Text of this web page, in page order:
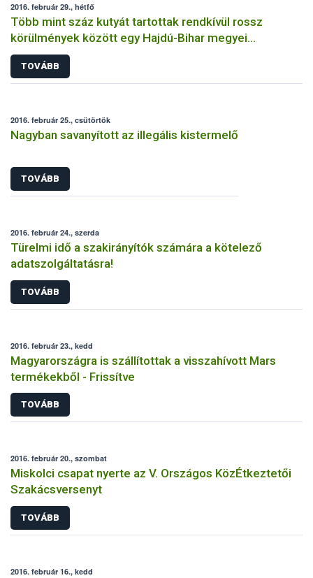
2016. február 29., hétfő
Több mint száz kutyát tartottak rendkívül rossz
körülmények között egy Hajdú-Bihar megyei
tenyészetben
TOVÁBB
2016. február 25., csütörtök
Nagyban savanyított az illegális kistermelő
TOVÁBB
2016. február 24., szerda
Türelmi idő a szakirányítók számára a kötelező
adatszolgáltatásra!
TOVÁBB
2016. február 23., kedd
Magyarországra is szállítottak a visszahívott Mars
termékekből - Frissítve
TOVÁBB
2016. február 20., szombat
Miskolci csapat nyerte az V. Országos KözÉtkeztetői
Szakácsversenyt
TOVÁBB
2016. február 16., kedd